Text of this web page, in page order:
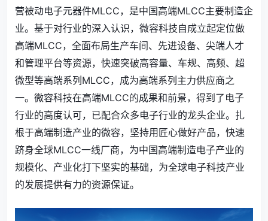
营被动电子元器件MLCC，是中国高端MLCC主要制造企
业。 基于对行业的深入认识，微容科技自成立起定位做
高端MLCC，全面布局生产车间、先进设备、尖端人才
和管理平台等资源，快速突破高容量、车规、高频、超
微型等高端系列MLCC，成为高端系列主力供应商之
一。微容科技在高端MLCC的成果和前景，得到了电子
行业的高度认可，已配合众多电子行业的龙头企业。扎
根于高端制造产业的微容，坚持用匠心做好产品，快速
跻身全球MLCC一线厂商，为中国高端制造电子产业的
规模化、产业化打下坚实的基础，为全球电子科技产业
的发展提供有力的资源保证。